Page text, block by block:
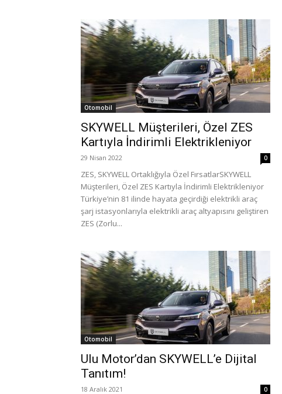
Otomobil
SKYWELL Müşterileri, Özel ZES
Kartıyla İndirimli Elektrikleniyor
29 Nisan 2022 0
ZES, SKYWELL Ortaklığıyla Özel FırsatlarSKYWELL
Müşterileri, Özel ZES Kartıyla İndirimli Elektrikleniyor
Türkiye’nin 81 ilinde hayata geçirdiği elektrikli araç
şarj istasyonlarıyla elektrikli araç altyapısını geliştiren
ZES (Zorlu...
Otomobil
Ulu Motor’dan SKYWELL’e Dijital
Tanıtım!
18 Aralık 2021 0